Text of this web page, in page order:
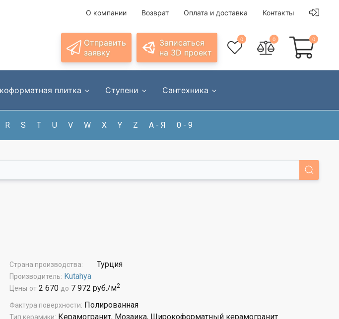
О компании Возврат Оплата и доставка Контакты
Отправить
заявку
Записаться
на 3D проект
0 0 0
плитка Ступени Сантехника
R S T U V W X Y Z А - Я 0 - 9
Страна производства: Турция
Производитель: Kutahya
Цены от2 670 до 7 972 руб./м2
Фактура поверхности: Полированная
Тип керамики: Керамогранит, Мозаика, Широкоформатный керамогранит